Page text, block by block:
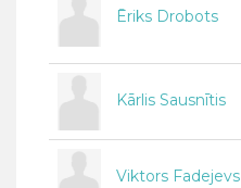
Ēriks Drobots
Kārlis Sausnītis
Viktors Fadejevs